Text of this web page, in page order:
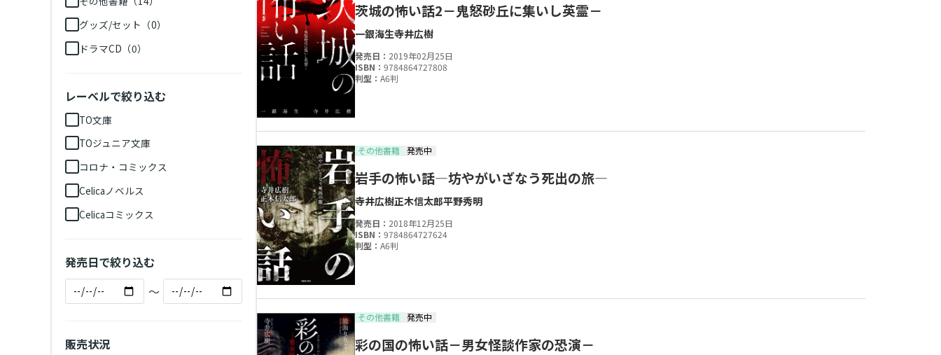
グッズ/セット（0）
ドラマCD（0）
レーベルで絞り込む
TO文庫
TOジュニア文庫
コロナ・コミックス
Celicaノベルス
Celicaコミックス
発売日で絞り込む
～
販売状況
茨城の怖い話2－鬼怒砂丘に集いし英霊－
一銀海生寺井広樹
発売日： 2019年02月25日
ISBN： 9784864727808
判型： A6判
その他書籍 発売中
岩手の怖い話―坊やがいざなう死出の旅―
寺井広樹正木信太郎平野秀明
発売日： 2018年12月25日
ISBN： 9784864727624
判型： A6判
その他書籍 発売中
彩の国の怖い話－男女怪談作家の恐演－